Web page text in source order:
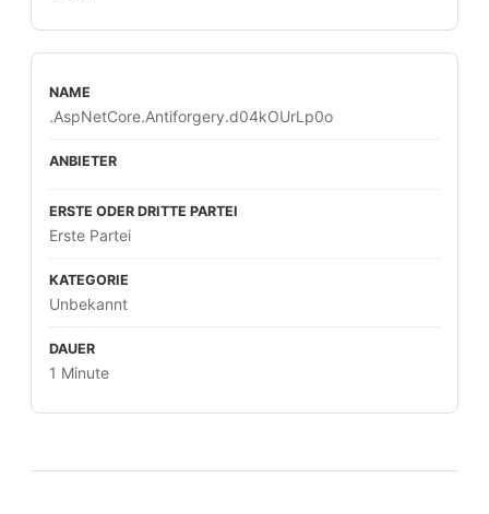
.AspNetCore.Antiforgery.d04kOUrLp0o
Erste Partei
Unbekannt
1 Minute